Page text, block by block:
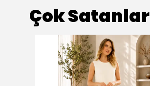
Çok Satanlar